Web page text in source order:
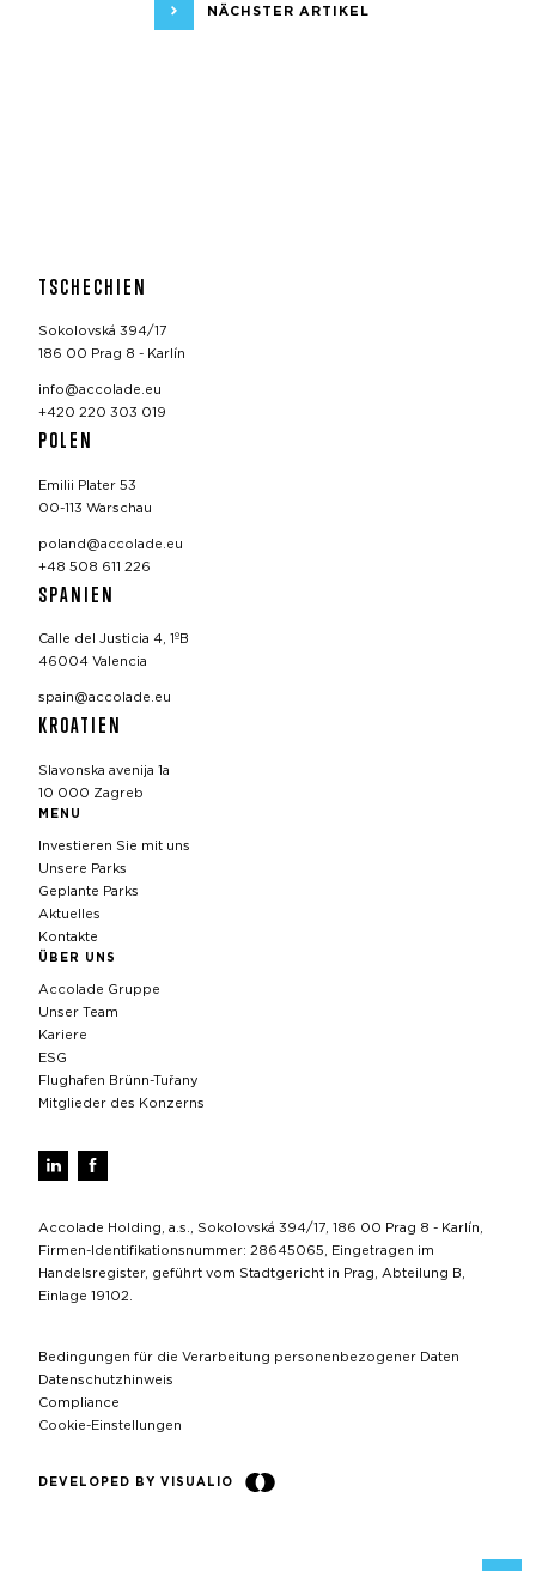
NÄCHSTER ARTIKEL
TSCHECHIEN
Sokolovská 394/17
186 00 Prag 8 - Karlín
info@accolade.eu
+420 220 303 019
POLEN
Emilii Plater 53
00-113 Warschau
poland@accolade.eu
+48 508 611 226
SPANIEN
Calle del Justicia 4, 1ºB
46004 Valencia
spain@accolade.eu
KROATIEN
Slavonska avenija 1a
10 000 Zagreb
MENU
Investieren Sie mit uns
Unsere Parks
Geplante Parks
Aktuelles
Kontakte
ÜBER UNS
Accolade Gruppe
Unser Team
Kariere
ESG
Flughafen Brünn-Tuřany
Mitglieder des Konzerns
Accolade Holding, a.s., Sokolovská 394/17, 186 00 Prag 8 - Karlín,
Firmen-Identifikationsnummer: 28645065, Eingetragen im
Handelsregister, geführt vom Stadtgericht in Prag, Abteilung B,
Einlage 19102.
Bedingungen für die Verarbeitung personenbezogener Daten
Datenschutzhinweis
Compliance
Cookie-Einstellungen
DEVELOPED BY VISUALIO